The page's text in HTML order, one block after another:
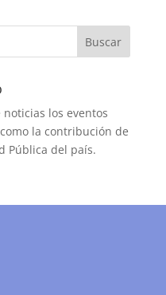
los eventos
la contribución de
Pública del país.